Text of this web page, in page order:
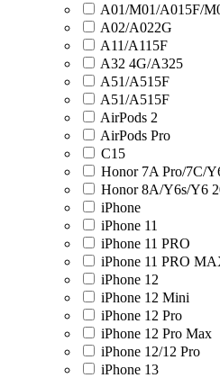
A01/M01/A015F/
A02/A022G
A11/A115F
A32 4G/A325
A51/A515F
A51/A515F
AirPods 2
AirPods Pro
C15
Honor 7A Pro/7C/
Honor 8A/Y6s/Y6
iPhone
iPhone 11
iPhone 11 PRO
iPhone 11 PRO
iPhone 12
iPhone 12 Mini
iPhone 12 Pro
iPhone 12 Pro Max
iPhone 12/12 Pro
iPhone 13